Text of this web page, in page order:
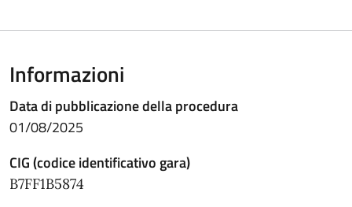
Informazioni
Data di pubblicazione della procedura
01/08/2025
CIG (codice identificativo gara)
B7FF1B5874